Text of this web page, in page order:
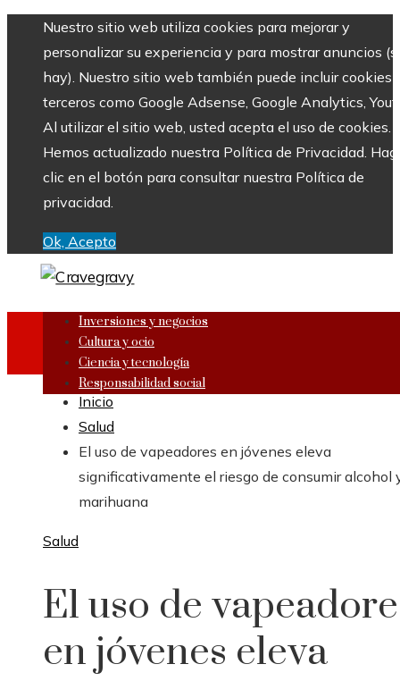
Nuestro sitio web utiliza cookies para mejorar y
personalizar su experiencia y para mostrar anuncios
hay). Nuestro sitio web también puede incluir cookies
terceros como Google Adsense, Google Analytics,
Al utilizar el sitio web, usted acepta el uso de cookies.
Hemos actualizado nuestra Política de Privacidad.
clic en el botón para consultar nuestra Política de
privacidad.
Ok, Acepto
Inversiones y negocios
Cultura y ocio
Ciencia y tecnología
Responsabilidad social
Inicio
Salud
El uso de vapeadores en jóvenes eleva
significativamente el riesgo de consumir alcohol
marihuana
Salud
El uso de
en jóvenes eleva